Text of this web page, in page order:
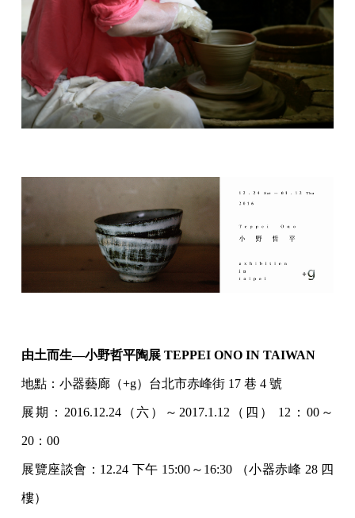
由⼟⽽⽣—⼩野哲平陶展 TEPPEI ONO IN TAIWAN
地點：⼩器藝廊（+g）台北市⾚峰街 17 巷 4 號
展期：2016.12.24（六）～2017.1.12（四） 12：00～
20：00
展覽座談會：12.24 下午 15:00～16:30 （⼩器⾚峰 28 四
樓）